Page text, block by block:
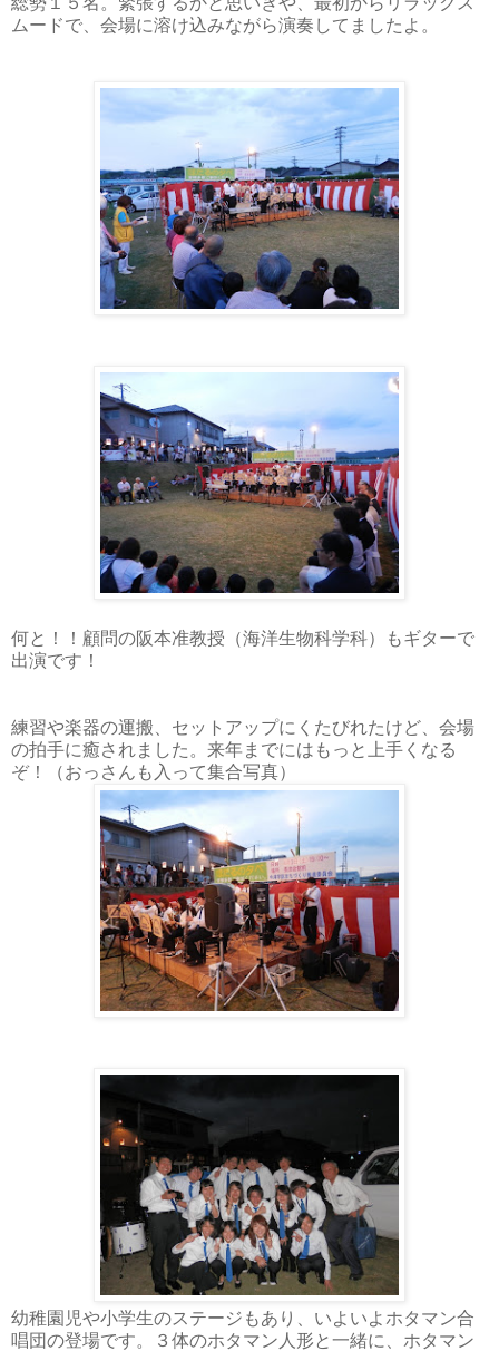
ムードで、会場に溶け込みながら演奏してましたよ。
何と！！顧問の阪本准教授（海洋生物科学科）もギターで
出演です！
練習や楽器の運搬、セットアップにくたびれたけど、会場
の拍手に癒されました。来年までにはもっと上手くなる
ぞ！（おっさんも入って集合写真）
幼稚園児や小学生のステージもあり、いよいよホタマン合
唱団の登場です。３ 体のホタマン人形と一緒に、ホタマン